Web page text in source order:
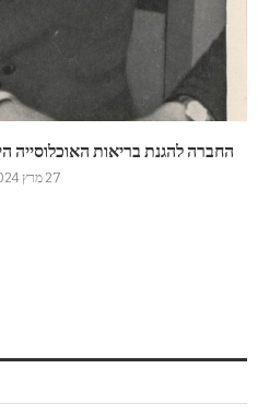
החברה להגנת בריאות האוכלוסייה
27 מרץ 2024